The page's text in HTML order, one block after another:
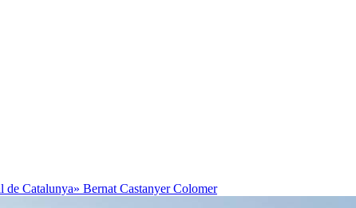
de Catalunya» Bernat Castanyer Colomer